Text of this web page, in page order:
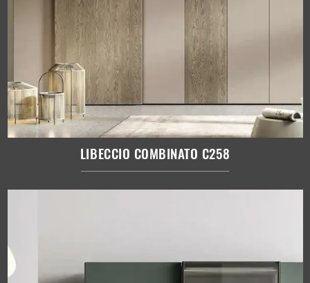
LIBECCIO COMBINATO C258